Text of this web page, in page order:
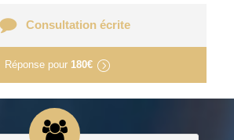
Consultation écrite
Réponse pour 180€